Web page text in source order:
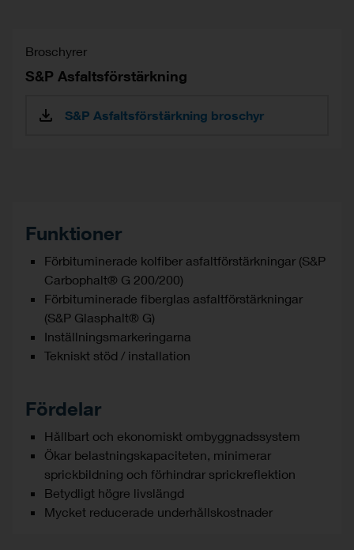
Broschyrer
S&P Asfaltsförstärkning
S&P Asfaltsförstärkning broschyr
Funktioner
Förbituminerade kolfiber asfaltförstärkningar (S&P
Carbophalt® G 200/200)
Förbituminerade fiberglas asfaltförstärkningar
(S&P Glasphalt® G)
Inställningsmarkeringarna
Tekniskt stöd / installation
Fördelar
Hållbart och ekonomiskt ombyggnadssystem
Ökar belastningskapaciteten, minimerar
sprickbildning och förhindrar sprickreflektion
Betydligt högre livslängd
Mycket reducerade underhållskostnader